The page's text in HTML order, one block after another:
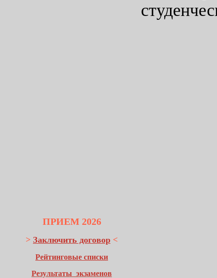
ПРИЕМ 2026
> Заключить договор <
Рейтинговые списки
Результаты экзаменов